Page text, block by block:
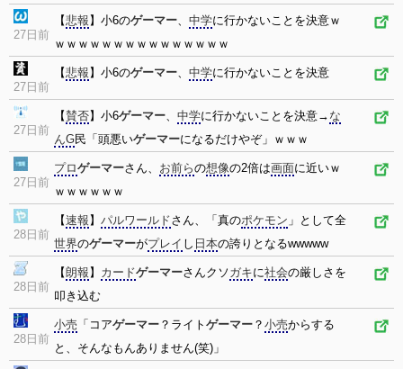
27日前
【悲報 】小6のゲーマー、 中学に行かないことを決意ｗ
ｗｗｗｗｗｗｗｗｗｗｗｗｗｗｗ
27日前
【悲報 】小6のゲーマー、 中学に行かないことを決意
27日前
【賛否】小6ゲーマー、 中学に行かないことを決意→ な
んG民「頭悪いゲーマーになるだけやぞ」ｗｗｗ
27日前
プロゲーマーさん、 お前らの想像の2倍は画面に近いｗ
ｗｗｗｗｗｗ
28日前
【速報 】 パルワールドさん、「真のポケモン 」として全
世界のゲーマーがプレイ し 日本の誇りとなるwwwww
28日前
【朗報 】 カードゲーマーさんクソ ガキに社会の厳しさを
叩き込む
28日前
小売 「コアゲーマー ？ライト ゲーマー ？ 小売からする
と、そんなもんありません(笑)」